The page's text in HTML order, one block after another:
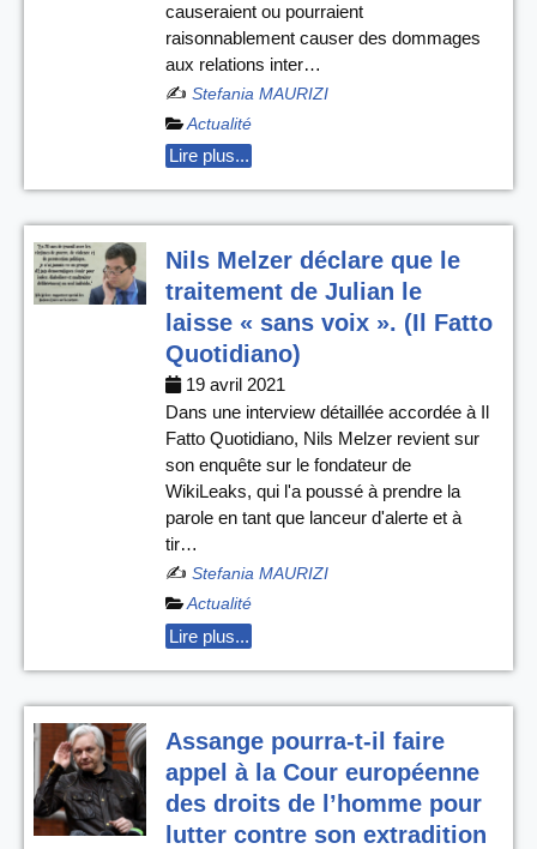
causeraient ou pourraient
raisonnablement causer des dommages
aux relations inter…
✍️ Stefania MAURIZI
Actualité
Lire plus...
Nils Melzer déclare que le
traitement de Julian le
laisse « sans voix ». (Il Fatto
Quotidiano)
19 avril 2021
Dans une interview détaillée accordée à Il
Fatto Quotidiano, Nils Melzer revient sur
son enquête sur le fondateur de
WikiLeaks, qui l'a poussé à prendre la
parole en tant que lanceur d'alerte et à
tir…
✍️ Stefania MAURIZI
Actualité
Lire plus...
Assange pourra-t-il faire
appel à la Cour européenne
des droits de l’homme pour
lutter contre son extradition